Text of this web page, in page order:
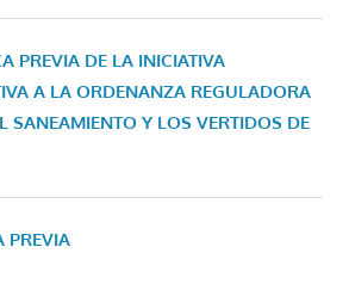
PREVIA DE LA INICIATIVA
A LA ORDENANZA REGULADORA
SANEAMIENTO Y LOS VERTIDOS DE
PREVIA